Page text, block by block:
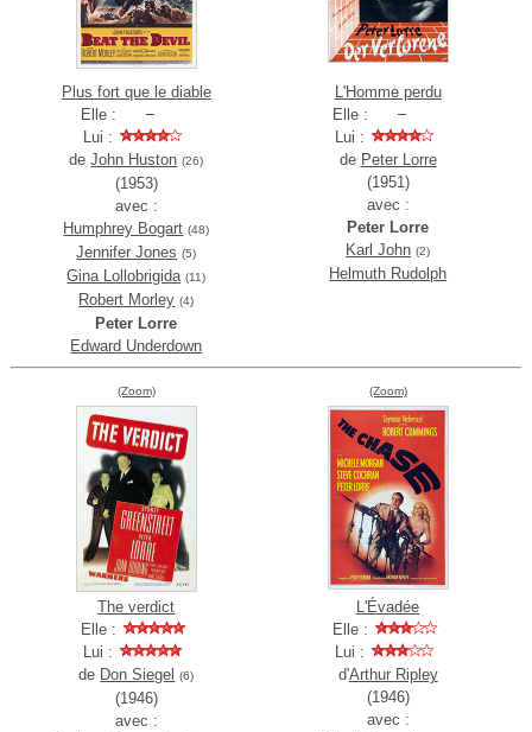
Plus fort que le diable
Elle :
Lui :
deJohn Huston (26)
(1953)
avec :
Humphrey Bogart (48)
Jennifer Jones (5)
Gina Lollobrigida (11)
Robert Morley (4)
Peter Lorre
Edward Underdown
L'Homme perdu
Elle :
Lui :
de Peter Lorre
(1951)
avec :
Peter Lorre
Karl John (2)
Helmuth Rudolph
(Zoom)
The verdict
Elle :
Lui :
de Don Siegel (6)
(1946)
avec :
(Zoom)
L'Évadée
Elle :
Lui :
d'Arthur Ripley
(1946)
avec :